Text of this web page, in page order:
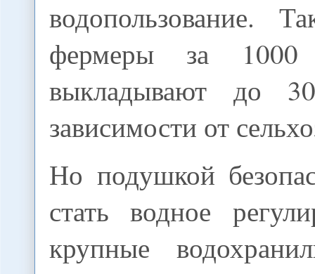
водопользование.
фермеры за
выкладывают до
зависимости от
Но подушкой
стать водное
крупные